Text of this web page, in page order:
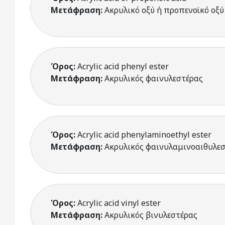
Μετάφραση:Ακρυλικό οξύ ή προπενοϊκό οξύ
Όρος:Acrylic acid phenyl ester
Μετάφραση:Ακρυλικός φαινυλεστέρας
Όρος:Acrylic acid phenylaminoethyl ester
Μετάφραση:Ακρυλικός
Όρος:Acrylic acid vinyl ester
Μετάφραση:Ακρυλικός βινυλεστέρας